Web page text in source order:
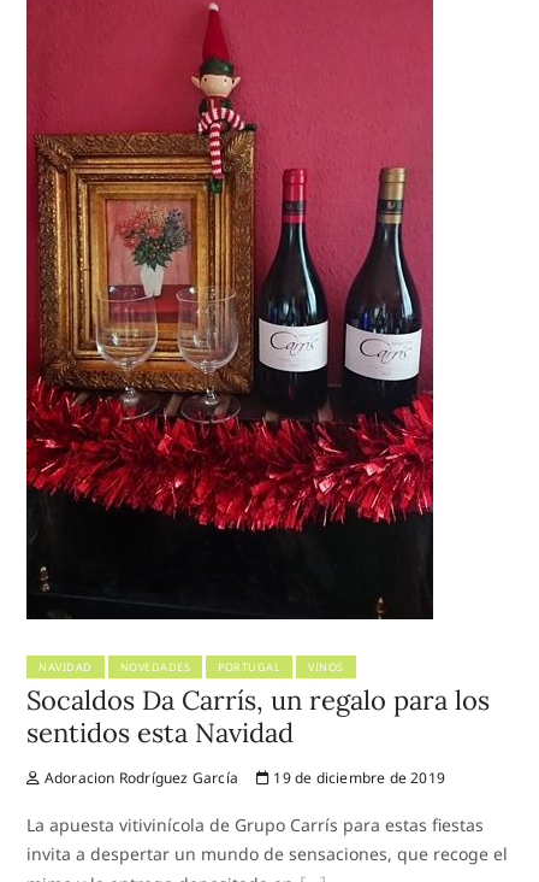
NAVIDAD NOVEDADES PORTUGAL VINOS
Socaldos Da Carrís, un regalo para los
sentidos esta Navidad
Adoracion Rodríguez García 19 de diciembre de 2019
La apuesta vitivinícola de Grupo Carrís para estas fiestas
invita a despertar un mundo de sensaciones, que recoge el